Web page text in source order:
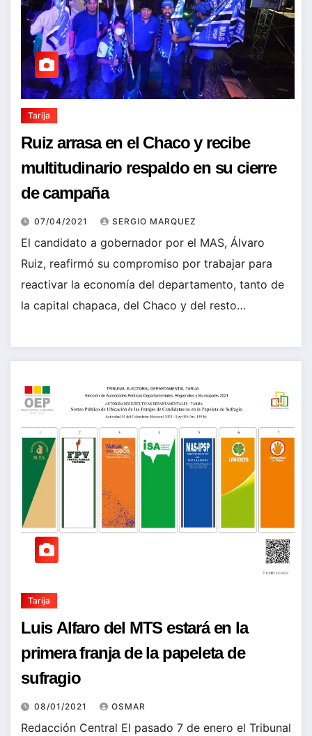
Tarija
Ruiz arrasa en el Chaco y recibe
multitudinario respaldo en su cierre
de campaña
07/04/2021 SERGIO MARQUEZ
El candidato a gobernador por el MAS, Álvaro
Ruiz, reafirmó su compromiso por trabajar para
reactivar la economía del departamento, tanto de
la capital chapaca, del Chaco y del resto…
Tarija
Luis Alfaro del MTS estará en la
primera franja de la papeleta de
sufragio
08/01/2021 OSMAR
Redacción Central El pasado 7 de enero el Tribunal